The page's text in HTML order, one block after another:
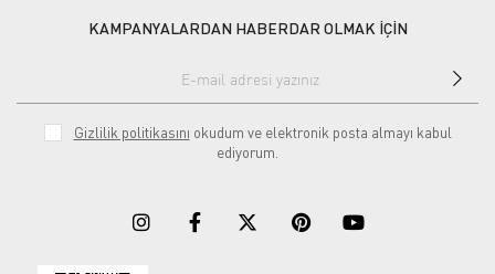
KAMPANYALARDAN HABERDAR OLMAK İÇİN
Gizlilik politikasını okudum ve elektronik posta almayı kabul
ediyorum.